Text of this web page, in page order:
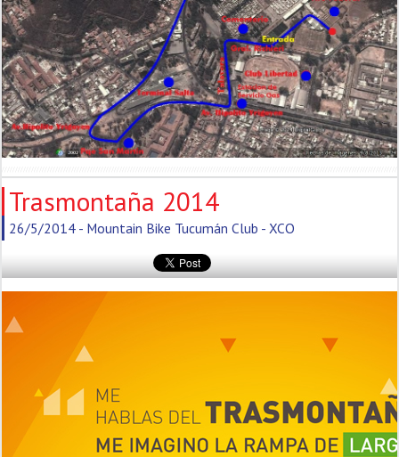
Trasmontaña 2014
26/5/2014 - Mountain Bike Tucumán Club - XCO